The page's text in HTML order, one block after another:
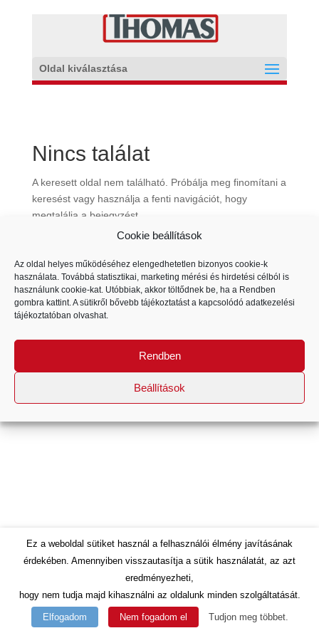
Cookie beállítások
Az oldal helyes működéséhez elengedhetetlen bizonyos cookie-k
használata. Továbbá statisztikai, marketing mérési és hirdetési célból is
használunk cookie-kat. Utóbbiak, akkor töltődnek be, ha a Rendben
gombra kattint. A sütikről bővebb tájékoztatást a kapcsolódó adatkezelési
tájékoztatóban olvashat.
Rendben
Beállítások
Oldal kiválasztása
Nincs találat
A keresett oldal nem található. Próbálja meg finomítani a
keresést vagy használja a fenti navigációt, hogy
megtalálja a bejegyzést.
Termékkategória
Select a category
Ez a weboldal sütiket használ a felhasználói élmény javításának
érdekében. Amennyiben visszautasítja a sütik használatát, az azt
eredményezheti,
hogy nem tudja majd kihasználni az oldalunk minden szolgáltatását.
Elfogadom Nem fogadom el Tudjon meg többet.